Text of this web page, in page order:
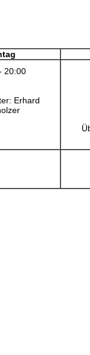
20:00
Erhard